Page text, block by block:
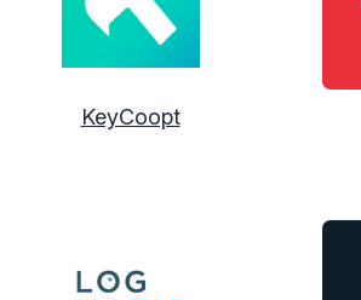
KeyCoopt